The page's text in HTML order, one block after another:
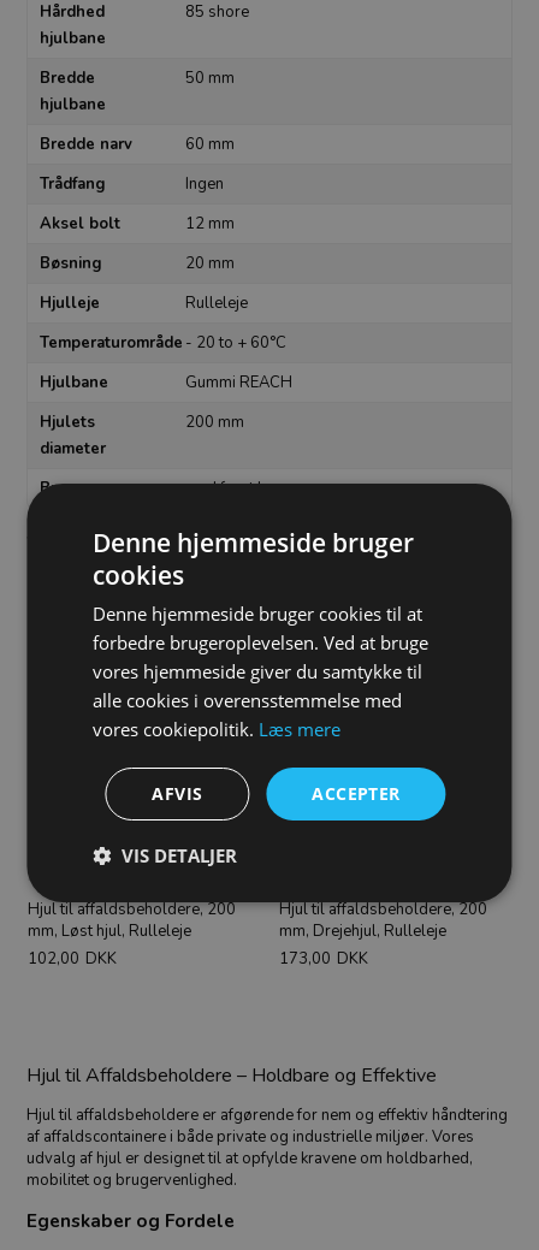
Hårdhed
hjulbane
85 shore
Bredde
hjulbane
50 mm
Bredde narv
60 mm
Trådfang
Ingen
Aksel bolt
12 mm
Bøsning
20 mm
Hjulleje
Rulleleje
Temperaturområde - 20 to + 60°C
Hjulbane
Gummi REACH
Hjulets
diameter
200 mm
Bremse med front bremse
Varenummer:1-CWP58WC200SBS4R0N
Se samme hjultype i andre variationer
Hjul til affaldsbeholdere, 200
mm, Løst hjul, Rulleleje
102,00 DKK
Hjul til affaldsbeholdere, 200
mm, Drejehjul, Rulleleje
173,00 DKK
Hjul til Affaldsbeholdere – Holdbare og Effektive
Hjul til affaldsbeholdere er afgørende for nem og effektiv håndtering
af affaldscontainere i både private og industrielle miljøer. Vores
udvalg af hjul er designet til at opfylde kravene om holdbarhed,
mobilitet og brugervenlighed.
Egenskaber og Fordele
Denne hjemmeside bruger
cookies
Denne hjemmeside bruger cookies til at
forbedre brugeroplevelsen. Ved at bruge
vores hjemmeside giver du samtykke til
alle cookies i overensstemmelse med
vores cookiepolitik. Læs mere
ACCEPTER
AFVIS
VIS DETALJER